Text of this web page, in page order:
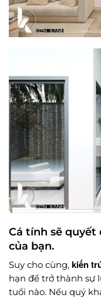
Cá tính sẽ
của bạn.
Suy cho cùng, kiến
hạn để trở thành sự
tuổi nào. Nếu quý